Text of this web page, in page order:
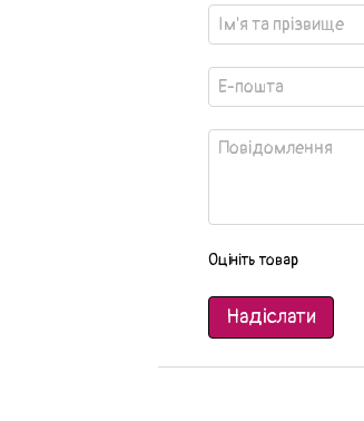
Оцініть товар
Надіслати